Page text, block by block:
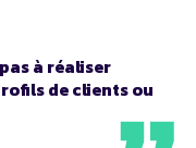
à réaliser
de clients ou